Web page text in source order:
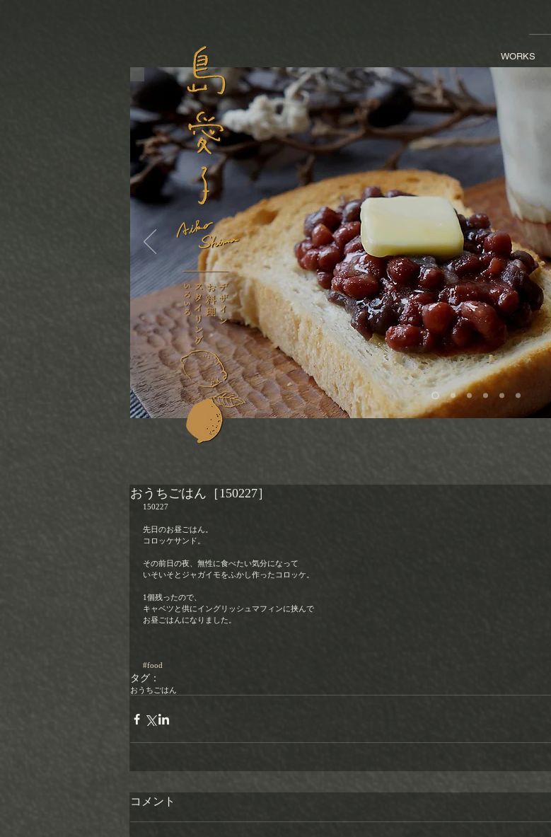
WORKS
おうちごはん［150227］
150227
先日のお昼ごはん。
コロッケサンド。
その前日の夜、無性に食べたい気分になって
いそいそとジャガイモをふかし作ったコロッケ。
1個残ったので、
キャベツと供にイングリッシュマフィンに挟んで
お昼ごはんになりました。
#food
タグ：
おうちごはん
コメント